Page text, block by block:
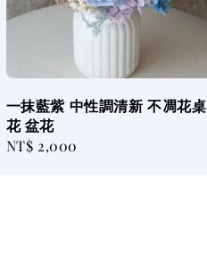
一抹藍紫 中性調清新 不凋花桌
花 盆花
Regular
NT$ 2,000